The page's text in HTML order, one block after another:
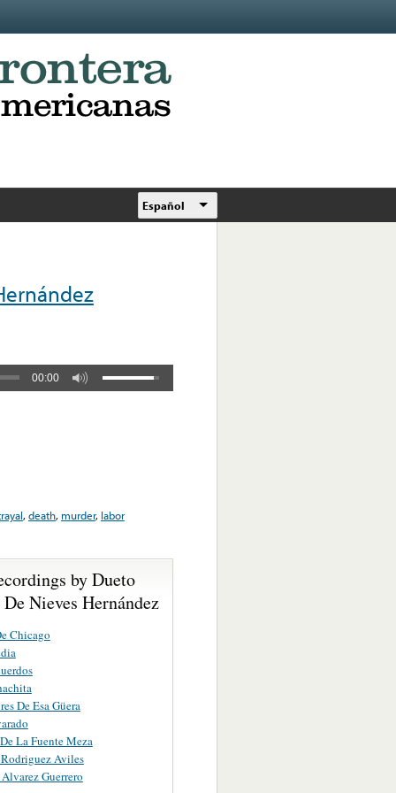
Español
00:00
,death, murder, labor
by Dueto
Nieves Hernández
Chicago
De Esa Güera
La Fuente Meza
Aviles
Guerrero